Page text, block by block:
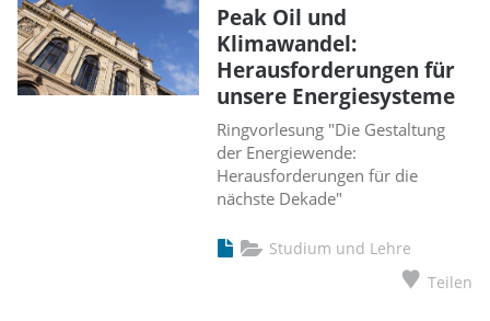
Peak Oil und
Klimawandel:
Herausforderungen für
unsere Energiesysteme
Ringvorlesung "Die Gestaltung
der Energiewende:
Herausforderungen für die
nächste Dekade"
Studium und Lehre
Teilen